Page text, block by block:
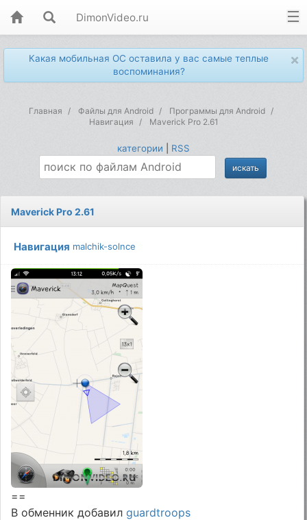
DimonVideo.ru
×
Какая мобильная ОС оставила у вас самые теплые
воспоминания?
Главная Файлы для Android
Программы для Android
Навигация
Maverick Pro 2.61
категории RSS
Maverick Pro 2.61
Навигация malchik-solnce
==
В обменник добавилguardtroops